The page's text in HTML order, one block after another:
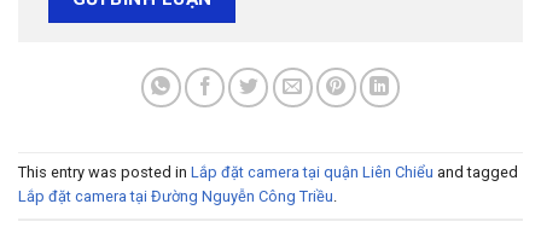
This entry was posted in Lắp đặt camera tại quận Liên Chiểu and tagged
Lắp đặt camera tại Đường Nguyễn Công Triều.